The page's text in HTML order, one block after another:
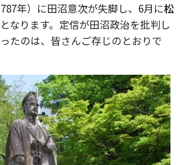
年）に田沼意次が失脚し、6月に松
なります。定信が田沼政治を批判し
たのは、皆さんご存じのとおりで